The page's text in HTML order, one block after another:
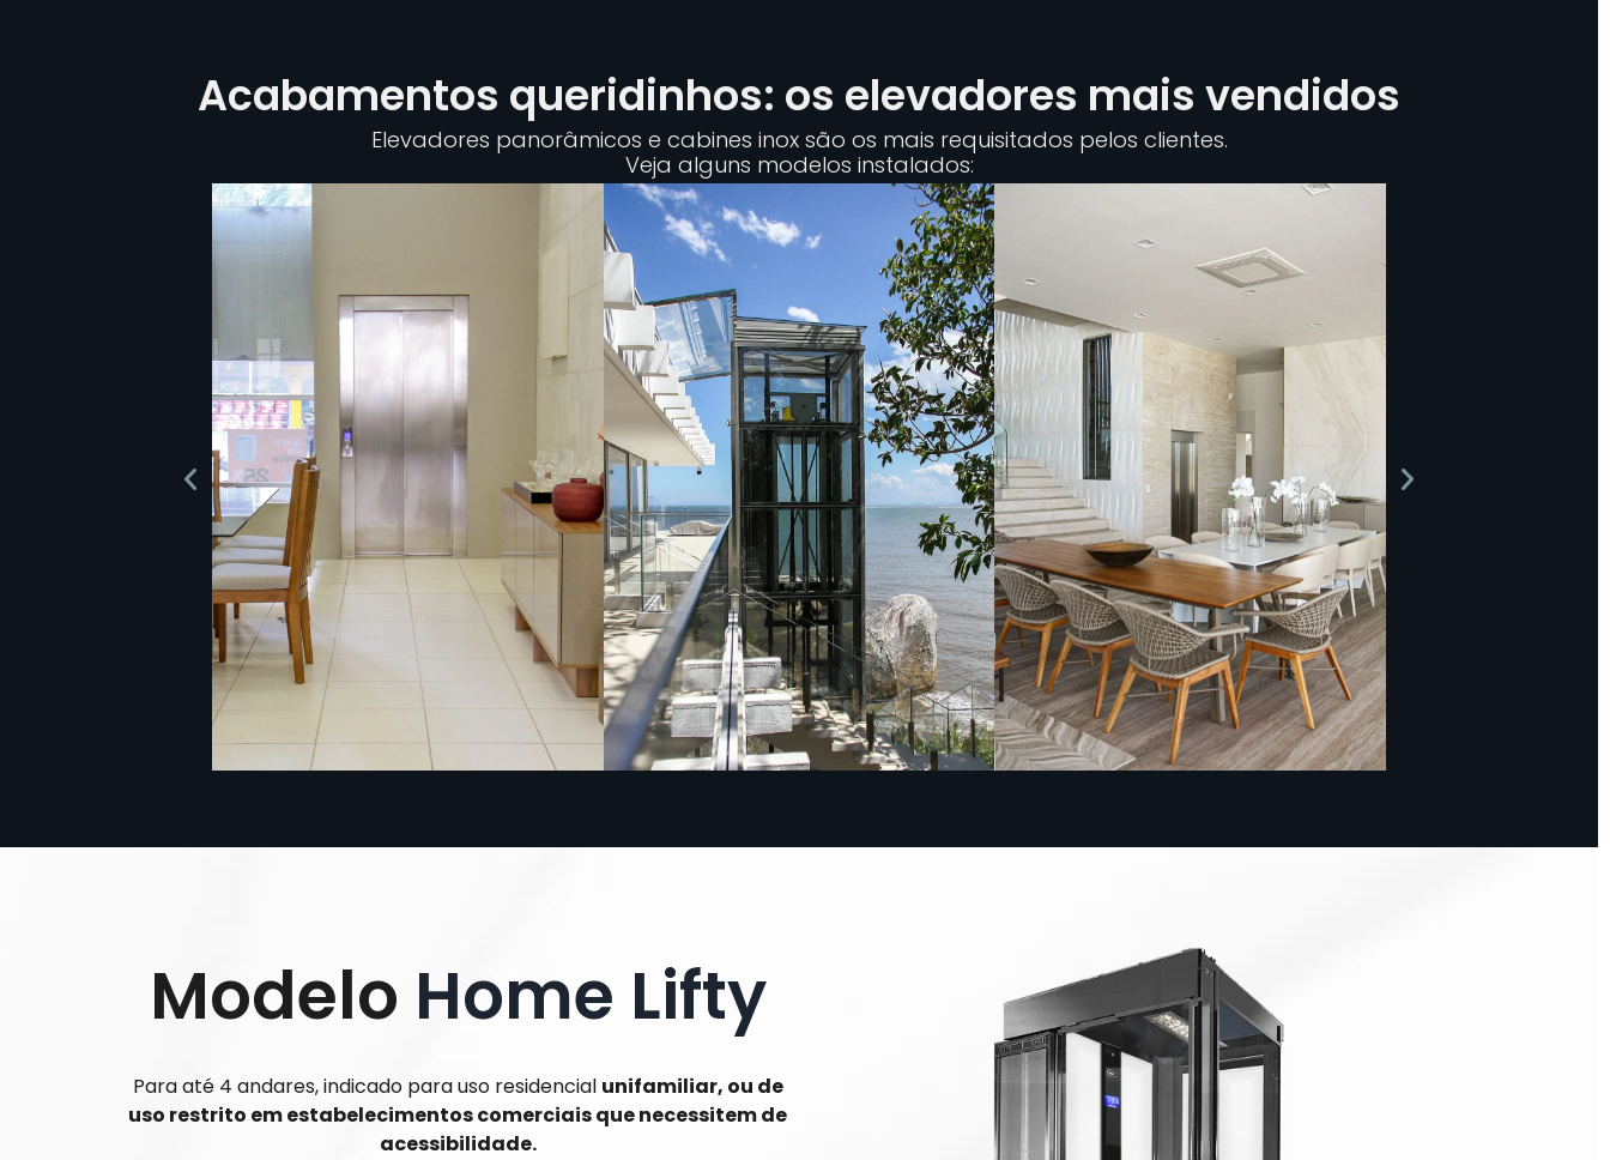
Acabamentos queridinhos: os elevadores mais vendidos
Elevadores panorâmicos e cabines inox são os mais requisitados pelos clientes.
Veja alguns modelos instalados:
Modelo Home Lifty
Para até 4 andares, indicado para uso residencial unifamiliar, ou de
uso restrito em estabelecimentos comerciais que necessitem de
acessibilidade.